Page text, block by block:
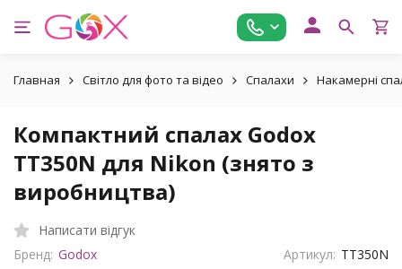
Главная Світло для фото та відео Спалахи Накамерні
Компактний спалах Godox
TT350N для Nikon (знято з
виробництва)
Написати відгук
Бренд: Godox Артикул: TT350N